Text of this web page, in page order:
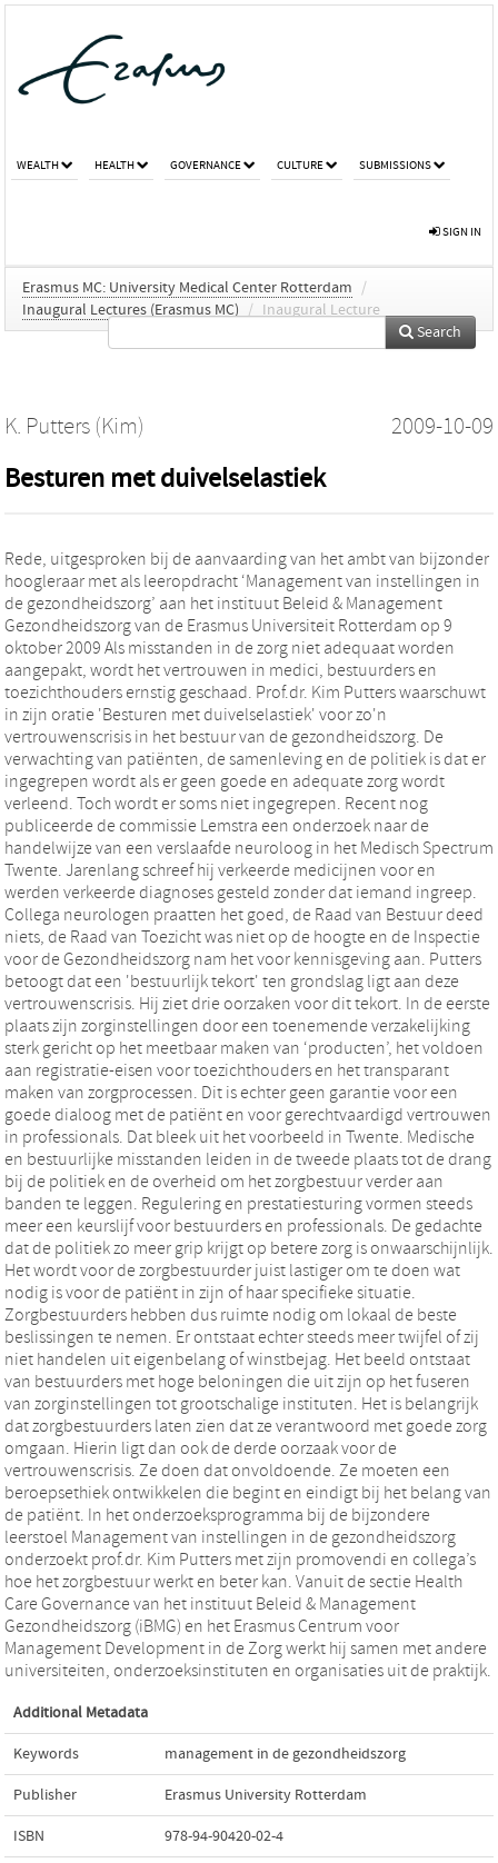
WEALTH HEALTH GOVERNANCE CULTURE SUBMISSIONS
SIGN IN
Erasmus MC: University Medical Center Rotterdam
/
Inaugural Lectures (Erasmus MC)
/ Inaugural Lecture
Search
K. Putters (Kim) 2009-10-09
Besturen met duivelselastiek
Rede, uitgesproken bij de aanvaarding van het ambt van bijzonder
hoogleraar met als leeropdracht ‘Management van instellingen in
de gezondheidszorg’ aan het instituut Beleid & Management
Gezondheidszorg van de Erasmus Universiteit Rotterdam op 9
oktober 2009 Als misstanden in de zorg niet adequaat worden
aangepakt, wordt het vertrouwen in medici, bestuurders en
toezichthouders ernstig geschaad. Prof.dr. Kim Putters waarschuwt
in zijn oratie 'Besturen met duivelselastiek' voor zo'n
vertrouwenscrisis in het bestuur van de gezondheidszorg. De
verwachting van patiënten, de samenleving en de politiek is dat er
ingegrepen wordt als er geen goede en adequate zorg wordt
verleend. Toch wordt er soms niet ingegrepen. Recent nog
publiceerde de commissie Lemstra een onderzoek naar de
handelwijze van een verslaafde neuroloog in het Medisch Spectrum
Twente. Jarenlang schreef hij verkeerde medicijnen voor en
werden verkeerde diagnoses gesteld zonder dat iemand ingreep.
Collega neurologen praatten het goed, de Raad van Bestuur deed
niets, de Raad van Toezicht was niet op de hoogte en de Inspectie
voor de Gezondheidszorg nam het voor kennisgeving aan. Putters
betoogt dat een 'bestuurlijk tekort' ten grondslag ligt aan deze
vertrouwenscrisis. Hij ziet drie oorzaken voor dit tekort. In de eerste
plaats zijn zorginstellingen door een toenemende verzakelijking
sterk gericht op het meetbaar maken van ‘producten’, het voldoen
aan registratie-eisen voor toezichthouders en het transparant
maken van zorgprocessen. Dit is echter geen garantie voor een
goede dialoog met de patiënt en voor gerechtvaardigd vertrouwen
in professionals. Dat bleek uit het voorbeeld in Twente. Medische
en bestuurlijke misstanden leiden in de tweede plaats tot de drang
bij de politiek en de overheid om het zorgbestuur verder aan
banden te leggen. Regulering en prestatiesturing vormen steeds
meer een keurslijf voor bestuurders en professionals. De gedachte
dat de politiek zo meer grip krijgt op betere zorg is onwaarschijnlijk.
Het wordt voor de zorgbestuurder juist lastiger om te doen wat
nodig is voor de patiënt in zijn of haar specifieke situatie.
Zorgbestuurders hebben dus ruimte nodig om lokaal de beste
beslissingen te nemen. Er ontstaat echter steeds meer twijfel of zij
niet handelen uit eigenbelang of winstbejag. Het beeld ontstaat
van bestuurders met hoge beloningen die uit zijn op het fuseren
van zorginstellingen tot grootschalige instituten. Het is belangrijk
dat zorgbestuurders laten zien dat ze verantwoord met goede zorg
omgaan. Hierin ligt dan ook de derde oorzaak voor de
vertrouwenscrisis. Ze doen dat onvoldoende. Ze moeten een
beroepsethiek ontwikkelen die begint en eindigt bij het belang van
de patiënt. In het onderzoeksprogramma bij de bijzondere
leerstoel Management van instellingen in de gezondheidszorg
onderzoekt prof.dr. Kim Putters met zijn promovendi en collega’s
hoe het zorgbestuur werkt en beter kan. Vanuit de sectie Health
Care Governance van het instituut Beleid & Management
Gezondheidszorg (iBMG) en het Erasmus Centrum voor
Management Development in de Zorg werkt hij samen met andere
universiteiten, onderzoeksinstituten en organisaties uit de praktijk.
Additional Metadata
Keywords management in de gezondheidszorg
Publisher Erasmus University Rotterdam
ISBN 978-94-90420-02-4